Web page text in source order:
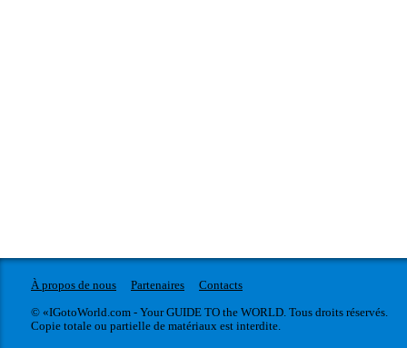
À propos de nous Partenaires
Contacts
© «IGotoWorld.com - Your GUIDE TO the WORLD. Tous droits réservés.
Copie totale ou partielle de matériaux est interdite.